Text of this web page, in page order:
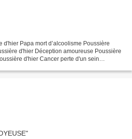
d'hier Papa mort d’alcoolisme Poussière
d'hier Déception amoureuse Poussière
d'hier Cancer perte d'un sein